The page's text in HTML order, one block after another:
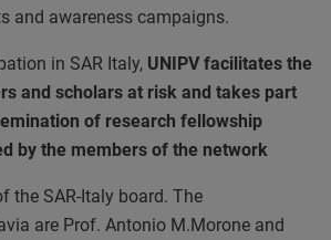
and awareness campaigns.
in SAR Italy, UNIPV facilitates the
and scholars at risk and takes part
of research fellowship
by the members of the network
the SAR-Italy board. The
are Prof. Antonio M.Morone and